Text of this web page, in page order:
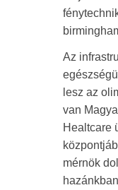
Az
lesz az
van
Healtcare
mérnök